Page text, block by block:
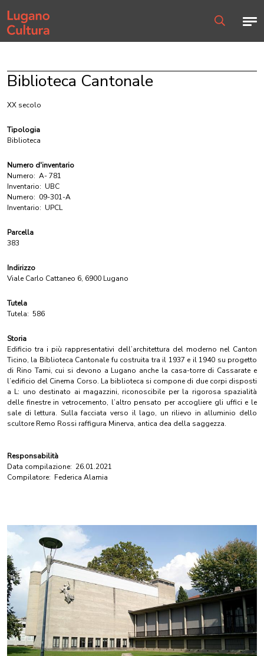
Home page
Biblioteca Cantonale
XX secolo
Tipologia
Biblioteca
Numero d'inventario
Numero: A- 781
Inventario: UBC
Numero: 09-301-A
Inventario: UPCL
Parcella
383
Indirizzo
Viale Carlo Cattaneo 6, 6900 Lugano
Tutela
Tutela: 586
Storia
Edificio tra i più rappresentativi dell’architettura del moderno nel Canton
Ticino, la Biblioteca Cantonale fu costruita tra il 1937 e il 1940 su progetto
di Rino Tami, cui si devono a Lugano anche la casa-torre di Cassarate e
l’edificio del Cinema Corso. La biblioteca si compone di due corpi disposti
a L: uno destinato ai magazzini, riconoscibile per la rigorosa spazialità
delle finestre in vetrocemento, l’altro pensato per accogliere gli uffici e le
sale di lettura. Sulla facciata verso il lago, un rilievo in alluminio dello
scultore Remo Rossi raffigura Minerva, antica dea della saggezza.
Responsabilità
Data compilazione: 26.01.2021
Compilatore: Federica Alamia